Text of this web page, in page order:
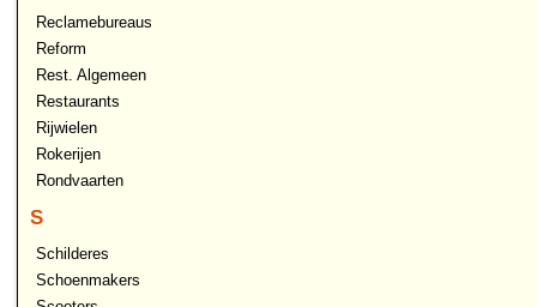
Reclamebureaus
Reform
Rest. Algemeen
Restaurants
Rijwielen
Rokerijen
Rondvaarten
S
Schilderes
Schoenmakers